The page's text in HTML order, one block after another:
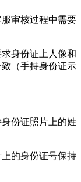
审核过程中需要
身份证上人像和
（手持身份证示
份证照片上的姓
的身份证号保持